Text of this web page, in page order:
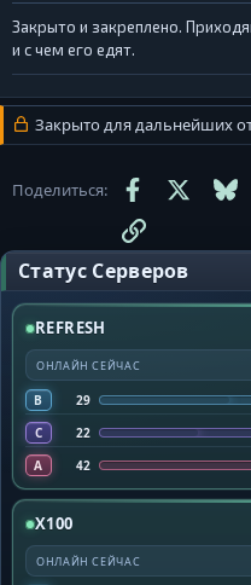
Закрыто и закреплено.
и с чем его едят.
Закрыто для дальнейших
Поделиться: Facebook
Ссылка
Статус Серверов
REFRESH
ОНЛАЙН СЕЙЧАС
B
29
C
22
A
42
X100
ОНЛАЙН СЕЙЧАС